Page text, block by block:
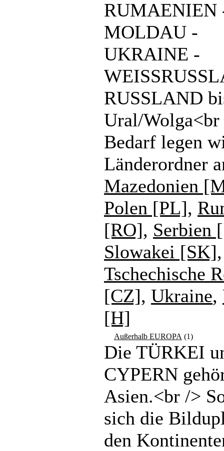
RUMAENIEN
MOLDAU -
UKRAINE -
RUSSLAND
Ural/
Bedarf legen
Länderordner
Mazedonien
Polen [PL],
[RO], Serbien
Slowakei [SK],
Tschechische
[CZ], Ukraine,
[H]
Außerhalb EUROPA (1)
Die TÜRKEI
CYPERN
Asien.<br />
sich die
den